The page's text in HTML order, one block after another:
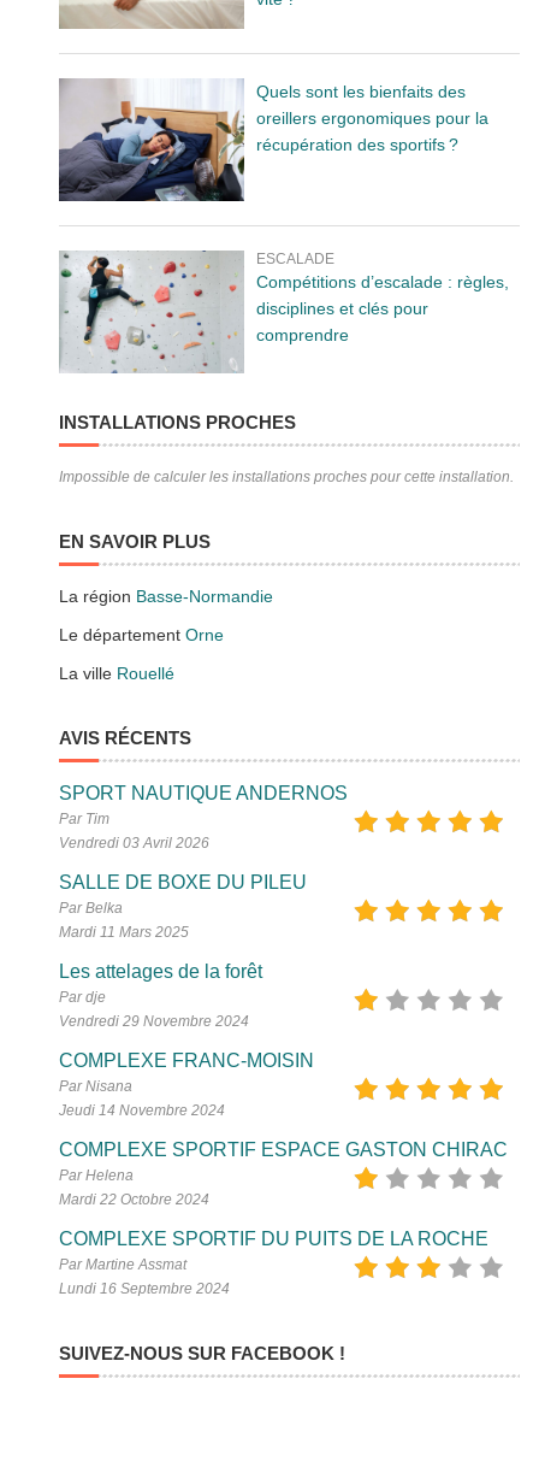
Quels sont les bienfaits des
oreillers ergonomiques pour la
récupération des sportifs ?
ESCALADE
Compétitions d’escalade : règles,
disciplines et clés pour
comprendre
INSTALLATIONS PROCHES
Impossible de calculer les installations proches pour cette installation.
EN SAVOIR PLUS
La région Basse-Normandie
Le départementOrne
La ville Rouellé
AVIS RÉCENTS
SPORT NAUTIQUE ANDERNOS
Par Tim
Vendredi 03 Avril 2026
SALLE DE BOXE DU PILEU
Par Belka
Mardi 11 Mars 2025
Les attelages de la forêt
Par dje
Vendredi 29 Novembre 2024
COMPLEXE FRANC-MOISIN
Par Nisana
Jeudi 14 Novembre 2024
COMPLEXE SPORTIF ESPACE GASTON CHIRAC
Par Helena
Mardi 22 Octobre 2024
COMPLEXE SPORTIF DU PUITS DE LA ROCHE
Par Martine Assmat
Lundi 16 Septembre 2024
SUIVEZ-NOUS SUR FACEBOOK !